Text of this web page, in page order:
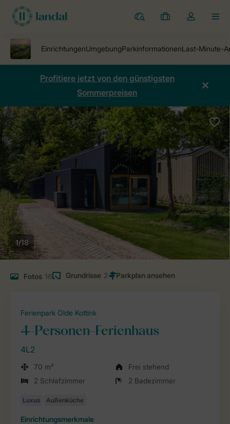
Ferienparks
Meine
Dropdown-
öffnen
Profitiere jetzt von den günstigsten
Sommerpreisen
1/18
Fotos 16 Grundrisse 2
Ferienpark Olde Kottink
4-Personen-Ferienhaus
4L2
70 m²
Frei stehend
2 Schlafzimmer
2 Badezimmer
Einrichtungsmerkmale